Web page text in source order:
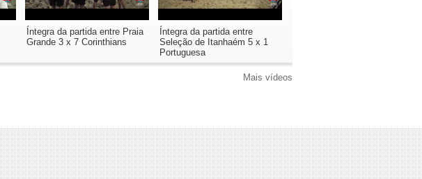
Íntegra da partida entre Praia
Grande 3 x 7 Corinthians
Íntegra da partida entre
Seleção de Itanhaém 5 x 1
Portuguesa
Mais vídeos